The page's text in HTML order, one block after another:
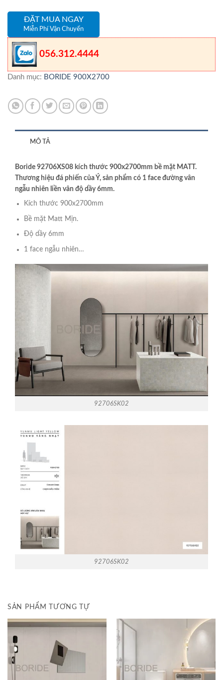
ĐẶT MUA NGAY
Miễn Phí Vận Chuyển
056.312.4444
Danh mục: BORIDE 900X2700
MÔ TẢ
Boride 92706XS08 kích thước 900x2700mm bề mặt MATT.
Thương hiệu đá phiến của Ý, sản phẩm có 1 face đường vân
ngẫu nhiên liền vân độ dầy 6mm.
Kích thước 900x2700mm
Bề mặt Matt Mịn.
Độ dầy 6mm
1 face ngẫu nhiên…
92706SK02
92706SK02
SẢN PHẨM TƯƠNG TỰ